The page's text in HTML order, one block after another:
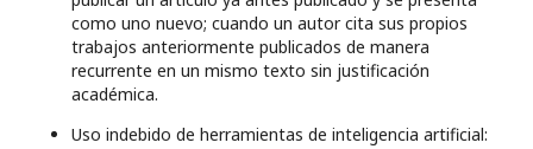
como uno nuevo; cuando un autor cita sus propios
trabajos anteriormente publicados de manera
recurrente en un mismo texto sin justificación
académica.
Uso indebido de herramientas de inteligencia artificial: